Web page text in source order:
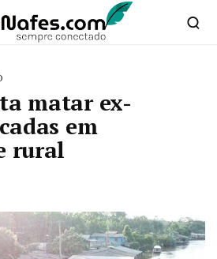
matar ex-
em
rural